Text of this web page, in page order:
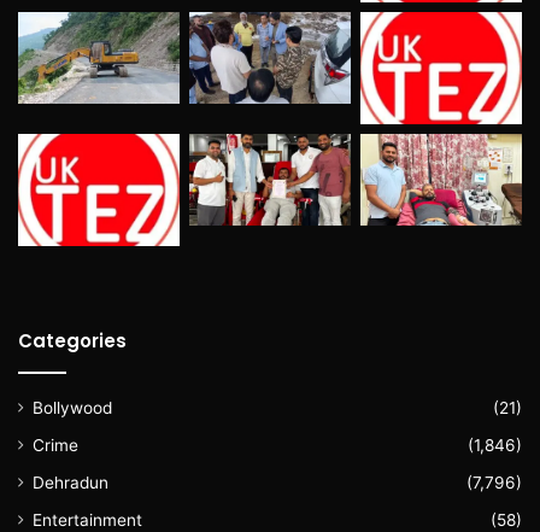
Categories
Bollywood
(21)
Crime
(1,846)
Dehradun
(7,796)
Entertainment
(58)